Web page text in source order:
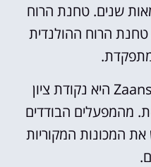
מאות שנים. טחנת הרוח
1816 והיא טחנת הרוח ההולנדית
טחנת הרוח Zaanse Sachans היא נקודת ציון
מהמפעלים הבודדים
את המכונות המקוריות